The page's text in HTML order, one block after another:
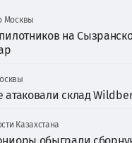
Москвы
на
атаковали склад
Казахстана
обыграли